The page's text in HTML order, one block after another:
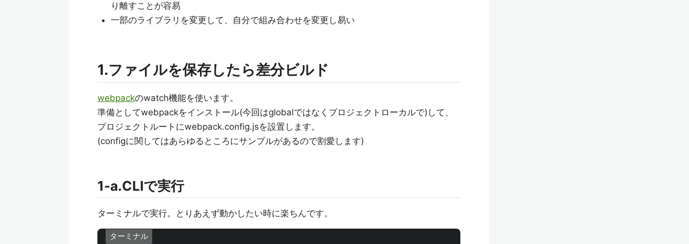
り離すことが容易
一部のライブラリを変更して、自分で組み合わせを変更し易い
1.ファイルを保存したら差分ビルド
webpackのwatch機能を使います。
準備としてwebpackをインストール(今回はglobalではなくプロジェクトローカルで)して、
プロジェクトルートにwebpack.config.jsを設置します。
(configに関してはあらゆるところにサンプルがあるので割愛します)
1-a.CLIで実行
ターミナルで実行。とりあえず動かしたい時に楽ちんです。
ターミナル